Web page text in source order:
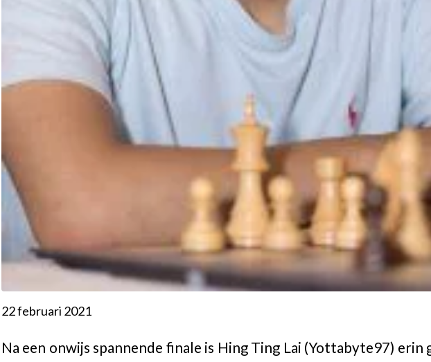
22 februari 2021
Na een onwijs spannende finale is Hing Ting Lai (Yottabyte97) erin